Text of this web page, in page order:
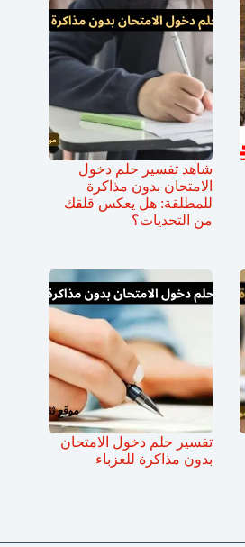
شاهد تفسير حلم دخول
الامتحان بدون مذاكرة
للمطلقة: هل يعكس قلقك
من التحديات؟
تفسير حلم دخول الامتحان
بدون مذاكرة للعزباء